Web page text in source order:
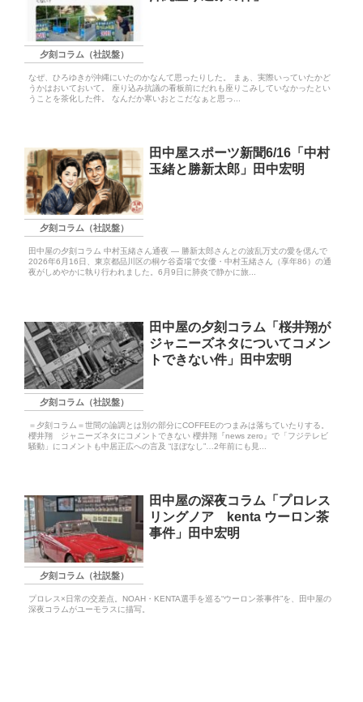
夕刻コラム（社説盤）
なぜ、ひろゆきが沖縄にいたのかなんて思ったりした。 まぁ、実際いっていたかど
うかはおいておいて。 座り込み抗議の看板前にだれも座りこみしていなかったとい
うことを茶化した件。 なんだか寒いおとこだなぁと思っ...
夕刻コラム（社説盤）
田中屋スポーツ新聞6/16「中村
玉緒と勝新太郎」田中宏明
田中屋の夕刻コラム 中村玉緒さん通夜 ― 勝新太郎さんとの波乱万丈の愛を偲んで
2026年6月16日、東京都品川区の桐ケ谷斎場で女優・中村玉緒さん（享年86）の通
夜がしめやかに執り行われました。6月9日に肺炎で静かに旅...
夕刻コラム（社説盤）
田中屋の夕刻コラム「桜井翔が
ジャニーズネタについてコメン
トできない件」田中宏明
＝夕刻コラム＝世間の論調とは別の部分にCOFFEEのつまみは落ちていたりする。
櫻井翔 ジャニーズネタにコメントできない 櫻井翔『news zero』で「フジテレビ
騒動」にコメントも中居正広への言及 “ほぼなし”…2年前にも見...
夕刻コラム（社説盤）
田中屋の深夜コラム「プロレス
リングノア kenta ウーロン茶
事件」田中宏明
プロレス×日常の交差点。NOAH・KENTA選手を巡る“ウーロン茶事件”を、田中屋の
深夜コラムがユーモラスに描写。